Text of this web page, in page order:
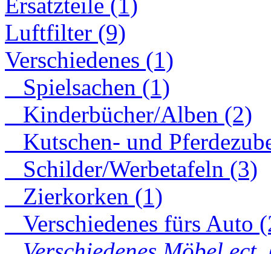
Luftfilter (9)
Verschiedenes (1)
Spielsachen (1)
Kinderbücher/Alben (2)
Kutschen- und
Schilder/Werbetafeln (3)
Zierkorken (1)
Verschiedenes fürs Auto